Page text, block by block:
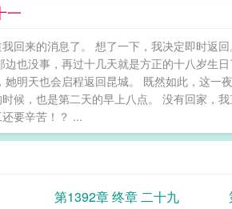
一
回来的消息了。 想了一下，我决定即时返
也没事，再过十几天就是方正的十八岁生
明天也会启程返回昆城。 既然如此，这一
候，也是第二天的早上八点。 没有回家，
要辛苦！？ ...
第1392章 终章 二十九